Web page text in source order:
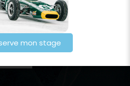
mon stage